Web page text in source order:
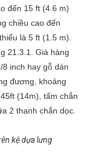
đến 15 ft (4.6 m)
chiều cao đến
là 5 ft (1.5 m).
21.3.1. Giá hàng
inch hay gỗ dán
đương, khoảng
(14m), tấm chắn
2 thanh chắn dọc.
kệ dựa lưng